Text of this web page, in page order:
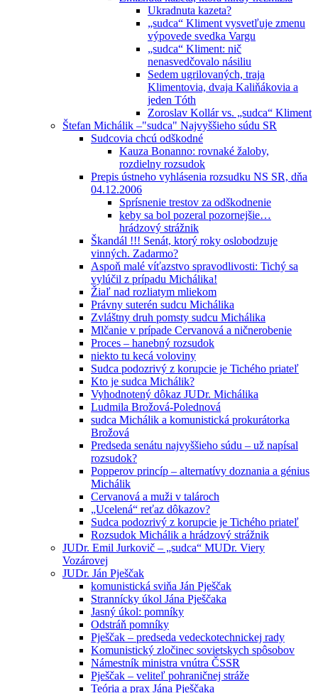
Ukradnuta kazeta?
„sudca“ Kliment vysvetľuje zmenu
výpovede svedka Vargu
„sudca“ Kliment: nič
nenasvedčovalo násiliu
Sedem ugrilovaných, traja
Klimentovia, dvaja Kaliňákovia a
jeden Tóth
Zoroslav Kollár vs. „sudca“ Kliment
Štefan Michálik –"sudca" Najvyššieho súdu SR
Sudcovia chcú odškodné
Kauza Bonanno: rovnaké žaloby,
rozdielny rozsudok
Prepis ústneho vyhlásenia rozsudku NS SR, dňa
04.12.2006
Sprísnenie trestov za odškodnenie
keby sa bol pozeral pozornejšie…
hrádzový strážnik
Škandál !!! Senát, ktorý roky oslobodzuje
vinných. Zadarmo?
Aspoň malé víťazstvo spravodlivosti: Tichý sa
vylúčil z prípadu Michálika!
Žiaľ nad rozliatym mliekom
Právny suterén sudcu Michálika
Zvláštny druh pomsty sudcu Michálika
Mlčanie v prípade Cervanová a ničnerobenie
Proces – hanebný rozsudok
niekto tu kecá voloviny
Sudca podozrivý z korupcie je Tichého priateľ
Kto je sudca Michálik?
Vyhodnotený dôkaz JUDr. Michálika
Ludmila Brožová-Polednová
sudca Michálik a komunistická prokurátorka
Brožová
Predseda senátu najvyššieho súdu – už napísal
rozsudok?
Popperov princíp – alternatívy doznania a génius
Michálik
Cervanová a muži v talároch
„Ucelená“ reťaz dôkazov?
Sudca podozrivý z korupcie je Tichého priateľ
Rozsudok Michálik a hrádzový strážnik
JUDr. Emil Jurkovič – „sudca“ MUDr. Viery
Vozárovej
JUDr. Ján Pješčak
komunistická sviňa Ján Pješčak
Strannícky úkol Jána Pješčaka
Jasný úkol: pomníky
Odstráň pomníky
Pješčak – predseda vedeckotechnickej rady
Komunistický zločinec sovietskych spôsobov
Námestník ministra vnútra ČSSR
Pješčak – veliteľ pohraničnej stráže
Teória a prax Jána Pješčaka